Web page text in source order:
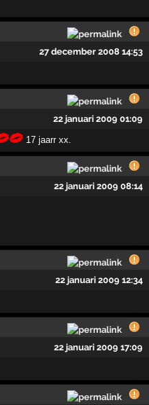
27 december 2008 14:53
22 januari 2009 01:09
17 jaarr xx.
22 januari 2009 08:14
22 januari 2009 12:34
22 januari 2009 17:09